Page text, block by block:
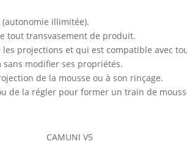
illimitée).
tout transvasement de produit.
projections et qui est compatible avec
sans modifier ses propriétés.
de la mousse ou à son rinçage.
de la régler pour former un train de
CAMUNI V5